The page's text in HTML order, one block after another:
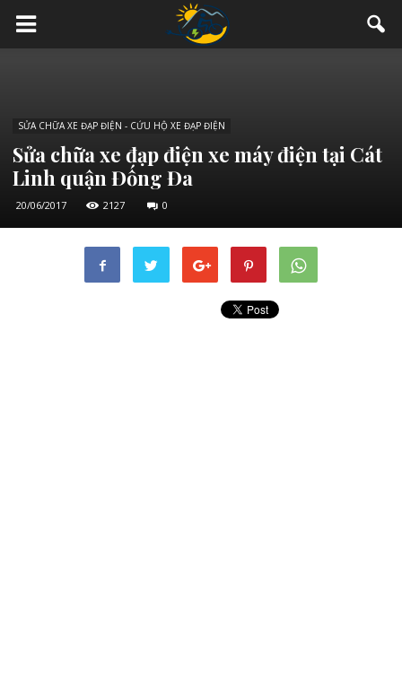
SỬA CHỮA XE ĐẠP ĐIỆN - CỨU HỘ XE ĐẠP ĐIỆN
Sửa chữa xe đạp điện xe máy điện tại Cát
Linh quận Đống Đa
20/06/2017 2127 0